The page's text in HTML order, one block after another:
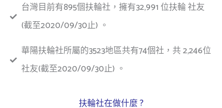
台灣目前有895個扶輪社，擁有32,991 位扶輪 社友
(截至2020/09/30止) 。
華陽扶輪社所屬的3523地區共有74個社，共 2,246位
社友(截至2020/09/30止) 。
扶輪社在做什麼 ?